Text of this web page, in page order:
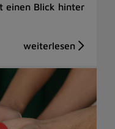
einen Blick hinter